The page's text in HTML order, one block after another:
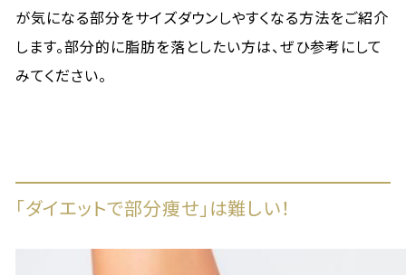
が気になる部分をサイズダウンしやすくなる方法をご紹介
します。部分的に脂肪を落としたい方は、ぜひ参考にして
みてください。
「ダイエットで部分痩せ」は難しい！